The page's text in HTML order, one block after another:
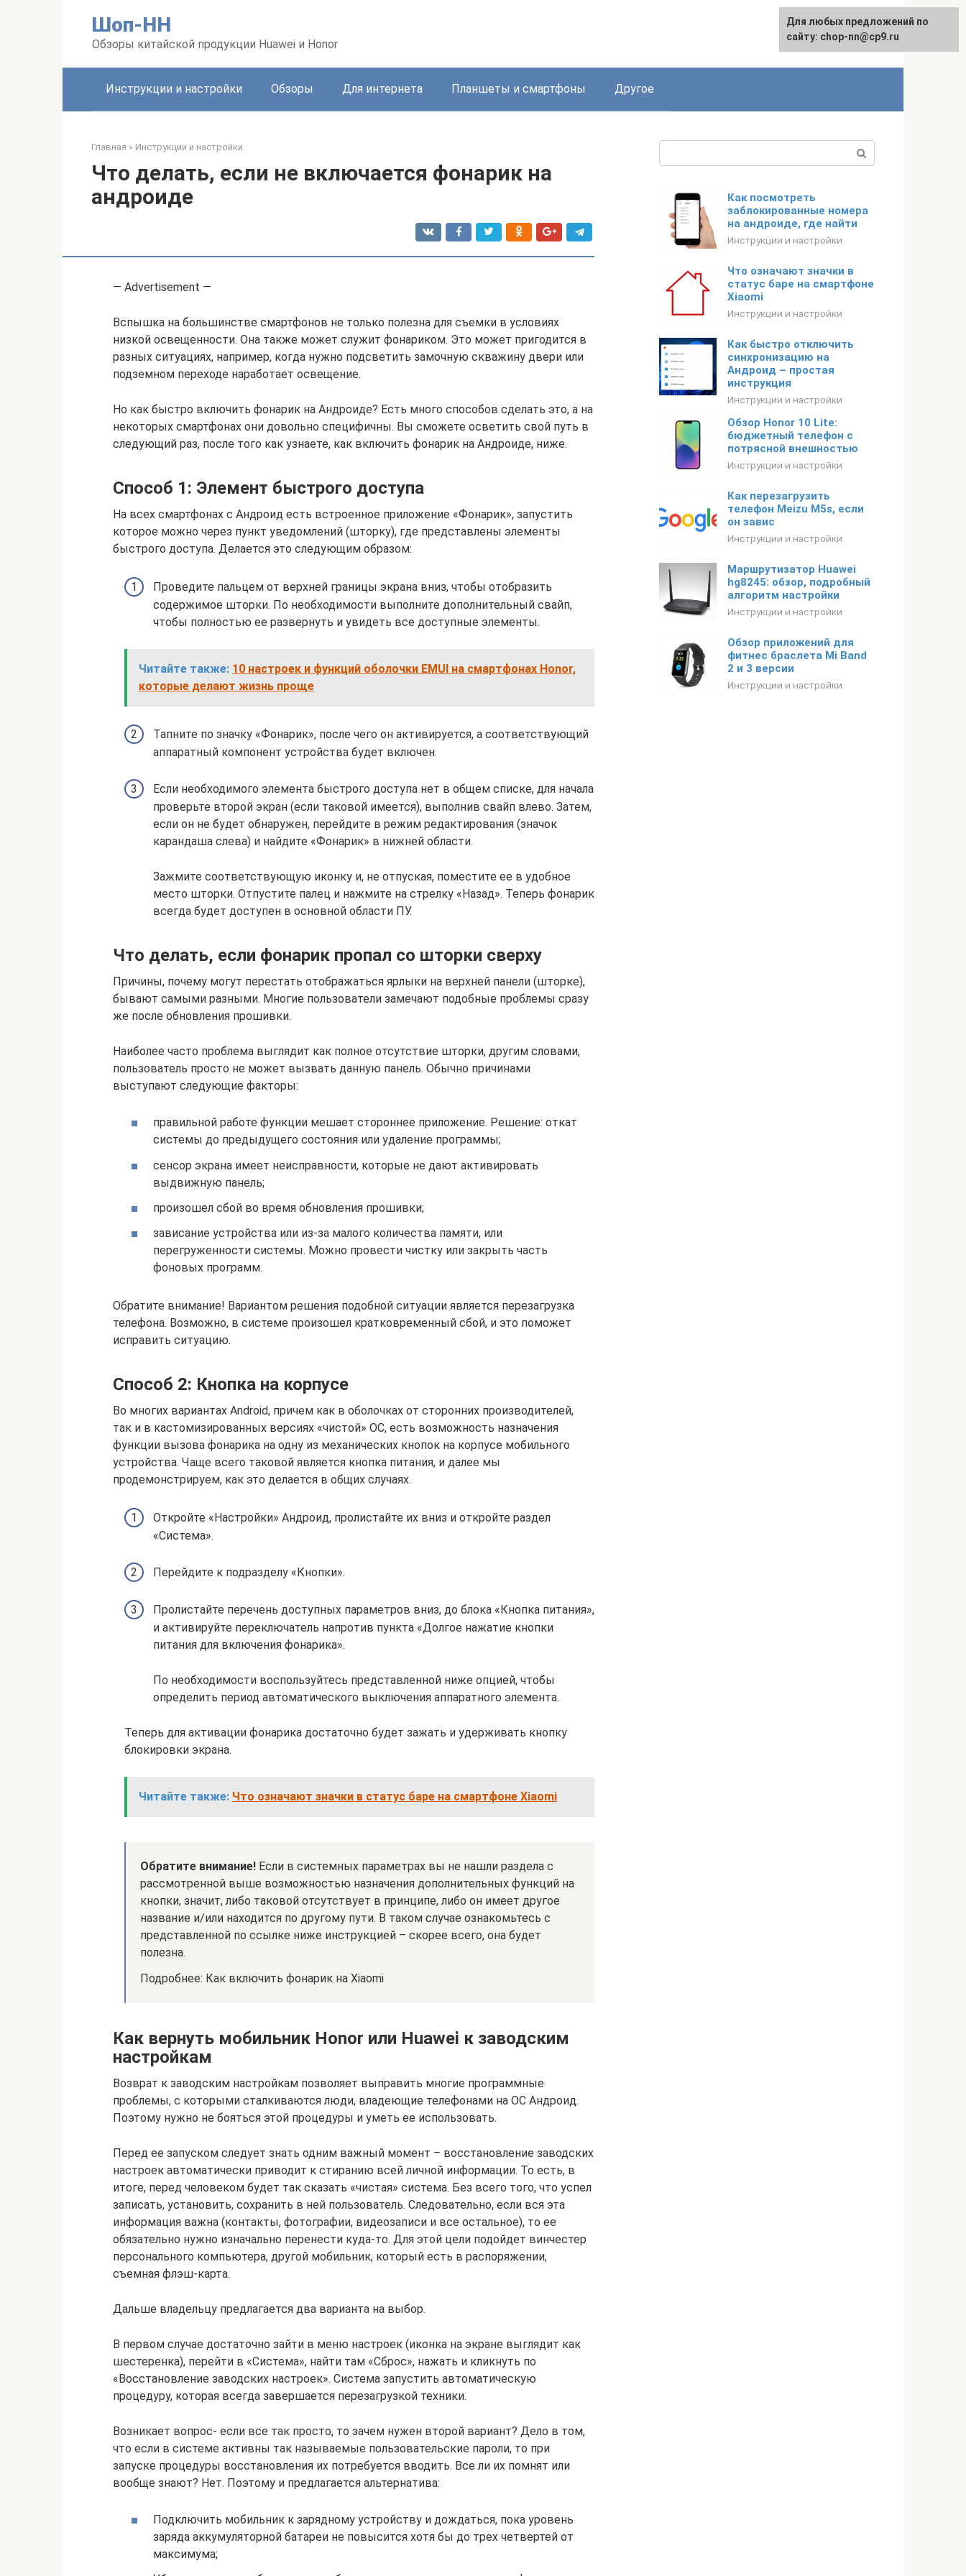
Шоп-HH
Обзоры китайской продукции Huawei и Honor
Инструкции и настройки Обзоры Для интернета Планшеты и смартфоны Другое
Главная » Инструкции и настройки
Что делать, если не включается фонарик на
андроиде
— Advertisement —
Вспышка на большинстве смартфонов не только полезна для съемки в условиях
низкой освещенности. Она также может служит фонариком. Это может пригодится в
разных ситуациях, например, когда нужно подсветить замочную скважину двери или
подземном переходе наработает освещение.
Но как быстро включить фонарик на Андроиде? Есть много способов сделать это, а на
некоторых смартфонах они довольно специфичны. Вы сможете осветить свой путь в
следующий раз, после того как узнаете, как включить фонарик на Андроиде, ниже.
Способ 1: Элемент быстрого доступа
На всех смартфонах с Андроид есть встроенное приложение «Фонарик», запустить
которое можно через пункт уведомлений (шторку), где представлены элементы
быстрого доступа. Делается это следующим образом:
Проведите пальцем от верхней границы экрана вниз, чтобы отобразить
содержимое шторки. По необходимости выполните дополнительный свайп,
чтобы полностью ее развернуть и увидеть все доступные элементы.
Читайте также: 10 настроек и функций оболочки EMUI на смартфонах Honor,
которые делают жизнь проще
Тапните по значку «Фонарик», после чего он активируется, а соответствующий
аппаратный компонент устройства будет включен.
Если необходимого элемента быстрого доступа нет в общем списке, для начала
проверьте второй экран (если таковой имеется), выполнив свайп влево. Затем,
если он не будет обнаружен, перейдите в режим редактирования (значок
карандаша слева) и найдите «Фонарик» в нижней области.
Зажмите соответствующую иконку и, не отпуская, поместите ее в удобное
место шторки. Отпустите палец и нажмите на стрелку «Назад». Теперь фонарик
всегда будет доступен в основной области ПУ.
Что делать, если фонарик пропал со шторки сверху
Причины, почему могут перестать отображаться ярлыки на верхней панели (шторке),
бывают самыми разными. Многие пользователи замечают подобные проблемы сразу
же после обновления прошивки.
Наиболее часто проблема выглядит как полное отсутствие шторки, другим словами,
пользователь просто не может вызвать данную панель. Обычно причинами
выступают следующие факторы:
правильной работе функции мешает стороннее приложение. Решение: откат
системы до предыдущего состояния или удаление программы;
сенсор экрана имеет неисправности, которые не дают активировать
выдвижную панель;
произошел сбой во время обновления прошивки;
зависание устройства или из-за малого количества памяти, или
перегруженности системы. Можно провести чистку или закрыть часть
фоновых программ.
Обратите внимание! Вариантом решения подобной ситуации является перезагрузка
телефона. Возможно, в системе произошел кратковременный сбой, и это поможет
исправить ситуацию.
Способ 2: Кнопка на корпусе
Во многих вариантах Android, причем как в оболочках от сторонних производителей,
так и в кастомизированных версиях «чистой» ОС, есть возможность назначения
функции вызова фонарика на одну из механических кнопок на корпусе мобильного
устройства. Чаще всего таковой является кнопка питания, и далее мы
продемонстрируем, как это делается в общих случаях.
Откройте «Настройки» Андроид, пролистайте их вниз и откройте раздел
«Система».
Перейдите к подразделу «Кнопки».
Пролистайте перечень доступных параметров вниз, до блока «Кнопка питания»,
и активируйте переключатель напротив пункта «Долгое нажатие кнопки
питания для включения фонарика».
По необходимости воспользуйтесь представленной ниже опцией, чтобы
определить период автоматического выключения аппаратного элемента.
Теперь для активации фонарика достаточно будет зажать и удерживать кнопку
блокировки экрана.
Читайте также: Что означают значки в статус баре на смартфоне Xiaomi
Обратите внимание! Если в системных параметрах вы не нашли раздела с
рассмотренной выше возможностью назначения дополнительных функций на
кнопки, значит, либо таковой отсутствует в принципе, либо он имеет другое
название и/или находится по другому пути. В таком случае ознакомьтесь с
представленной по ссылке ниже инструкцией – скорее всего, она будет
полезна.
Подробнее: Как включить фонарик на Xiaomi
Как вернуть мобильник Honor или Huawei к заводским
настройкам
Возврат к заводским настройкам позволяет выправить многие программные
проблемы, с которыми сталкиваются люди, владеющие телефонами на ОС Андроид.
Поэтому нужно не бояться этой процедуры и уметь ее использовать.
Перед ее запуском следует знать одним важный момент – восстановление заводских
настроек автоматически приводит к стиранию всей личной информации. То есть, в
итоге, перед человеком будет так сказать «чистая» система. Без всего того, что успел
записать, установить, сохранить в ней пользователь. Следовательно, если вся эта
информация важна (контакты, фотографии, видеозаписи и все остальное), то ее
обязательно нужно изначально перенести куда-то. Для этой цели подойдет винчестер
персонального компьютера, другой мобильник, который есть в распоряжении,
съемная флэш-карта.
Дальше владельцу предлагается два варианта на выбор.
В первом случае достаточно зайти в меню настроек (иконка на экране выглядит как
шестеренка), перейти в «Система», найти там «Сброс», нажать и кликнуть по
«Восстановление заводских настроек». Система запустить автоматическую
процедуру, которая всегда завершается перезагрузкой техники.
Возникает вопрос- если все так просто, то зачем нужен второй вариант? Дело в том,
что если в системе активны так называемые пользовательские пароли, то при
запуске процедуры восстановления их потребуется вводить. Все ли их помнят или
вообще знают? Нет. Поэтому и предлагается альтернатива:
Подключить мобильник к зарядному устройству и дождаться, пока уровень
заряда аккумуляторной батареи не повысится хотя бы до трех четвертей от
максимума;
Как посмотреть
заблокированные номера
на андроиде, где найти
Инструкции и настройки
Что означают значки в
статус баре на смартфоне
Xiaomi
Инструкции и настройки
Как быстро отключить
синхронизацию на
Андроид – простая
инструкция
Инструкции и настройки
Обзор Honor 10 Lite:
бюджетный телефон с
потрясной внешностью
Инструкции и настройки
Как перезагрузить
телефон Meizu M5s, если
он завис
Инструкции и настройки
Маршрутизатор Huawei
hg8245: обзор, подробный
алгоритм настройки
Инструкции и настройки
Обзор приложений для
фитнес браслета Mi Band
2 и 3 версии
Инструкции и настройки
Для любых предложений по
сайту: chop-nn@cp9.ru